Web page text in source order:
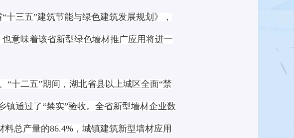
三五”建筑节能与绿色建筑发展规划》，
意味着该省新型绿色墙材推广应用将进一
十二五”期间，湖北省县以上城区全面“禁
镇通过了“禁实”验收。全省新型墙材企业数
总产量的86.4%，城镇建筑新型墙材应用